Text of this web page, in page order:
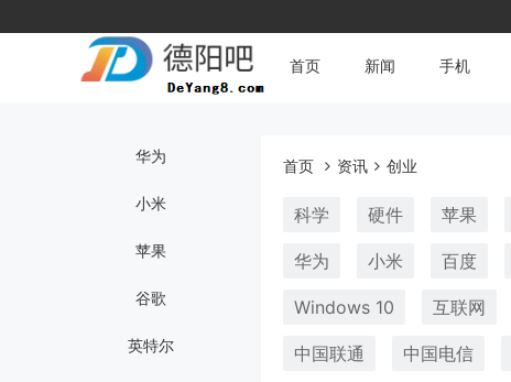
首页 新闻 手机
华为
小米
苹果
谷歌
英特尔
首页 资讯 创业
科学 硬件 苹果
华为 小米 百度
Windows 10 互联网
中国联通 中国电信